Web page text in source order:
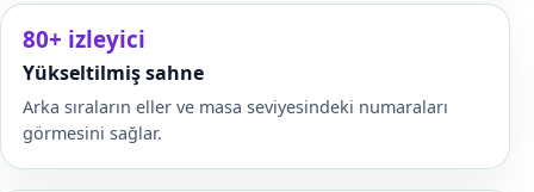
80+ izleyici
Yükseltilmiş sahne
Arka sıraların eller ve masa seviyesindeki numaraları
görmesini sağlar.